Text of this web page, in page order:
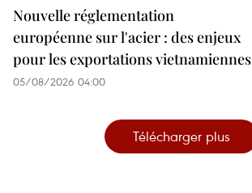
Nouvelle réglementation
européenne sur l'acier : des enjeux
pour les exportations vietnamiennes
05/08/2026 04:00
Télécharger plus